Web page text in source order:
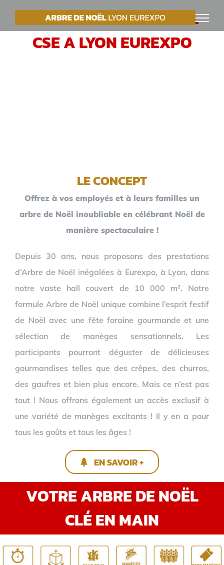
PasserVOTRE ARBRE DE NOËL
CSE A LYON EUREXPO
LE CONCEPT
Offrez à vos employés et à leurs familles un
arbre de Noël inoubliable en célébrant Noël de
manière spectaculaire !
Depuis 30 ans, nous proposons des prestations
d’Arbre de Noël inégalées à Eurexpo, à Lyon, dans
notre vaste hall couvert de 10 000 m². Notre
formule Arbre de Noël unique combine l’esprit festif
de Noël avec une fête foraine gourmande et une
sélection de manèges sensationnels. Les
participants pourront déguster de délicieuses
gourmandises telles que des crêpes, des churros,
des gaufres et bien plus encore. Mais ce n’est pas
tout ! Nous offrons également un accès exclusif à
une variété de manèges excitants ! Il y en a pour
tous les goûts et tous les âges !
EN SAVOIR +
VOTRE ARBRE DE NOËL
CLÉ EN MAIN